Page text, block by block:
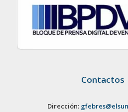
Contactos
Dirección: